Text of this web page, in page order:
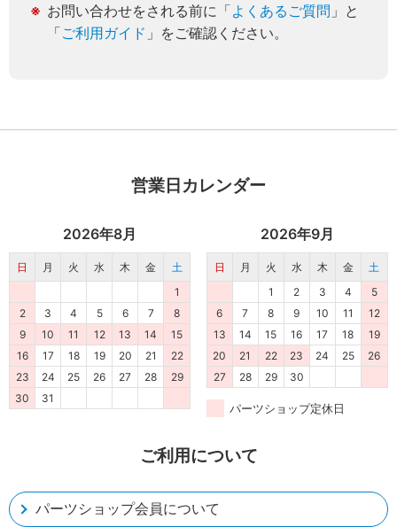
お問い合わせをされる前に「よくあるご質問 」と
「ご利用ガイド 」をご確認ください。
ご利用について
パーツショップ会員について
営業日カレンダー
2026年8月
日 月 火 水 木 金
土
1
2
3 4 5 6 7
8
9
10 11 12 13 14
15
16
17 18 19 20 21
22
23
24 25 26 27 28
29
30
31
2026年9月
日 月 火 水 木 金
土
1
2 3 4
5
6
7 8 9 10 11
12
13
14 15 16 17 18
19
20
21 22 23 24 25
26
27
28 29 30
パーツショップ定休日